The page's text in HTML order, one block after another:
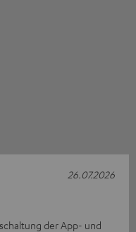
der App- und
26.07.2026